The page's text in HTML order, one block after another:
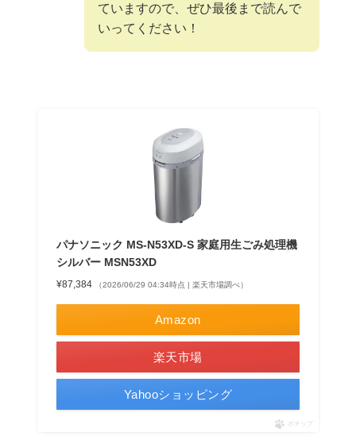
ていますので、ぜひ最後まで読んで
いってください！
パナソニック MS-N53XD-S 家庭用生ごみ処理機
シルバー MSN53XD
¥87,384 （2026/06/29 04:34時点 | 楽天市場調べ）
Amazon
楽天市場
Yahooショッピング
ポチップ